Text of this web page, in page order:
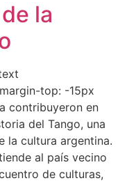
la
top: -15px
contribuyeron en
del Tango, una
la cultura argentina.
al país vecino
de culturas,